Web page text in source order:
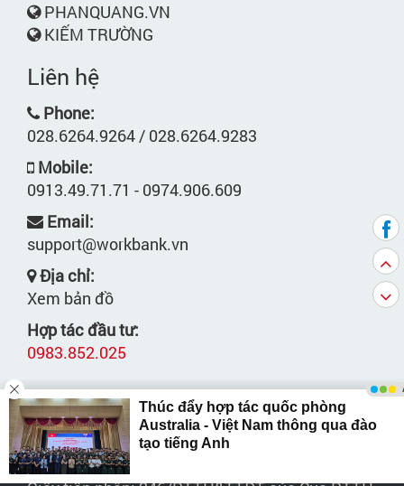
PHANQUANG.VN
KIẾM TRƯỜNG
Liên hệ
Phone:
028.6264.9264 / 028.6264.9283
Mobile:
0913.49.71.71 - 0974.906.609
Email:
support@workbank.vn
Địa chỉ:
Xem bản đồ
Hợp tác đầu tư:
0983.852.025
Copyright © by WORKBANK.VN. All right reserved.